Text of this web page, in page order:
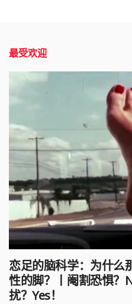
最受欢迎
恋足的脑科学：为什么
性的脚？丨阉割恐惧？
扰？Yes！